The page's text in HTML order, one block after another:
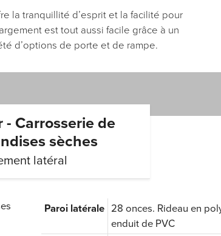
la tranquillité d’esprit et la facilité pour
est tout aussi facile grâce à un
d’options de porte et de rampe.
Carrosserie de
sèches
latéral
Paroi latérale 28 onces. Rideau en
enduit de PVC